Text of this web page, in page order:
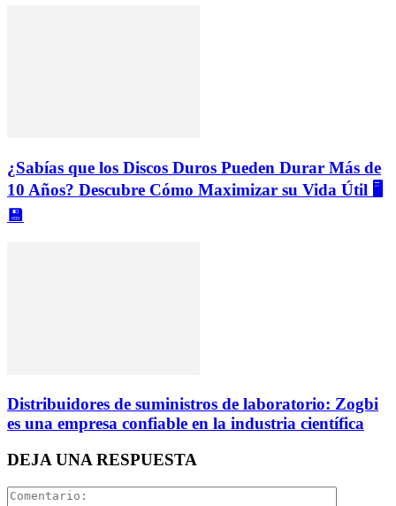
¿Sabías que los Discos Duros Pueden Durar Más de
10 Años? Descubre Cómo Maximizar su Vida Útil 🖥️
💾
Distribuidores de suministros de laboratorio: Zogbi
es una empresa confiable en la industria científica
DEJA UNA RESPUESTA